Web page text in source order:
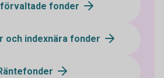
fonder
och indexnära fonder